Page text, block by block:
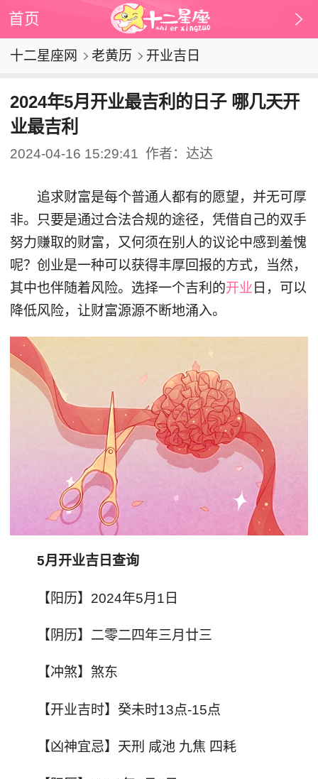
首页
十二星座网 老黄历 开业吉日
2024年5月开业最吉利的日子 哪几天开
业最吉利
2024-04-16 15:29:41 作者：达达
追求财富是每个普通人都有的愿望，并无可厚
非。只要是通过合法合规的途径，凭借自己的双手
努力赚取的财富，又何须在别人的议论中感到羞愧
呢？创业是一种可以获得丰厚回报的方式，当然，
其中也伴随着风险。选择一个吉利的开业 日，可以
降低风险，让财富源源不断地涌入。
5月开业吉日查询
【阳历】2024年5月1日
【阴历】二零二四年三月廿三
【冲煞】煞东
【开业吉时】癸未时13点-15点
【凶神宜忌】天刑 咸池 九焦 四耗